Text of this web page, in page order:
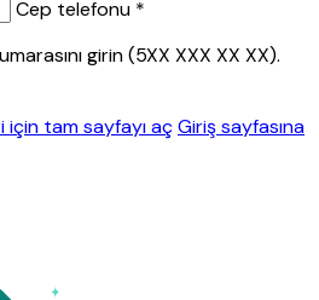
Cep telefonu *
girin (5XX XXX XX XX).
için tam sayfayı açGiriş sayfasına